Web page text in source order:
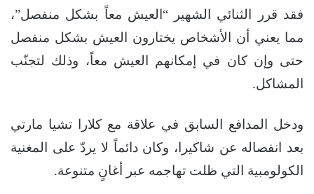
فقد قرر الثنائي الشهير “العيش معاً بشكل منفصل”،
مما يعني أن الأشخاص يختارون العيش بشكل منفصل
حتى وإن كان في إمكانهم العيش معاً، وذلك لتجنّب
المشاكل.
ودخل المدافع السابق في علاقة مع كلارا تشيا مارتي
بعد انفصاله عن شاكيرا، وكان دائماً لا يردّ على المغنية
الكولومبية التي ظلت تهاجمه عبر أغانٍ متنوعة.